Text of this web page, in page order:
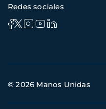
Redes sociales
de
© 2026 Manos Unidas